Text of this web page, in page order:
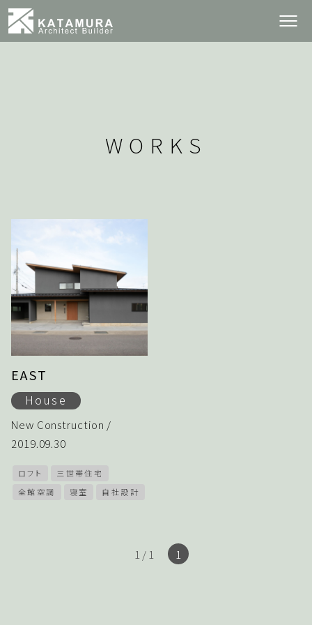
WORKS
EAST
House
New Construction /
2019.09.30
ロフト
三世帯住宅
全館空調
寝室 自社設計
1 / 1 1